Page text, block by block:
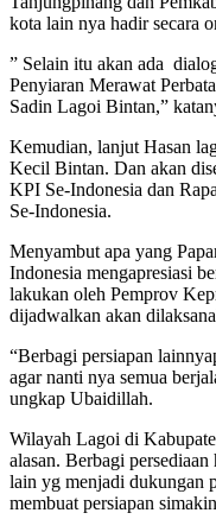
kota lain nya hadir secara
” Selain itu akan ada
Penyiaran Merawat
Sadin Lagoi Bintan,”
Kemudian, lanjut Hasan
Kecil Bintan. Dan akan
KPI Se-Indonesia dan
Se-Indonesia.
Menyambut apa yang
Indonesia mengapresiasi
lakukan oleh Pemprov
dijadwalkan akan
“Berbagi persiapan
agar nanti nya semua
ungkap Ubaidillah.
Wilayah Lagoi di
alasan. Berbagi
lain yg menjadi dukungan
membuat persiapan